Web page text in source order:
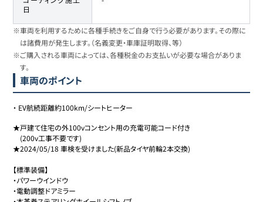
日
※車両を利用するために各種手続きをご自身で行う必要があります。その際に
は諸費用が発生します。（名義変更・車庫証明取得、等）
※ご購入される車両によっては、各種税金のお支払いが必要な場合がありま
す。
車両のポイント
・ EV航続距離約100km/シートヒーター
★戸建て住宅の外100vコンセント用の充電可能コード付き
(200v工事不要です)
★2024/05/18 車検を受けました(新品タイヤ前輪2本交換)
【標準装備】
・パワーウインドウ
・電動調整ドアミラー